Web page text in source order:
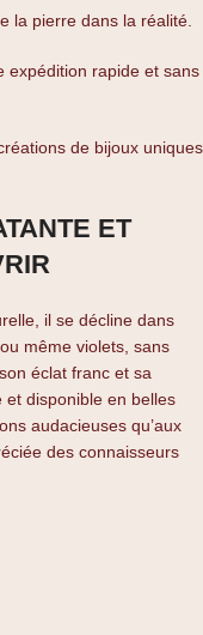
la pierre dans la réalité.
expédition rapide et sans
de bijoux uniques
ET
il se décline dans
même violets, sans
éclat franc et sa
et disponible en belles
audacieuses qu’aux
des connaisseurs